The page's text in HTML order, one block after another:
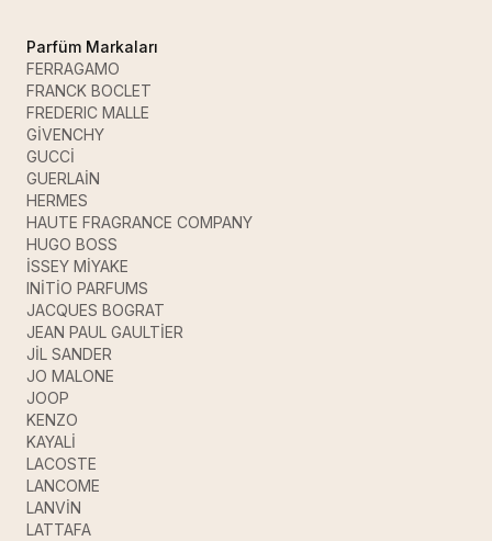
Parfüm Markaları
FERRAGAMO
FRANCK BOCLET
FREDERIC MALLE
GİVENCHY
GUCCİ
GUERLAİN
HERMES
HAUTE FRAGRANCE COMPANY
HUGO BOSS
İSSEY MİYAKE
INİTİO PARFUMS
JACQUES BOGRAT
JEAN PAUL GAULTİER
JİL SANDER
JO MALONE
JOOP
KENZO
KAYALİ
LACOSTE
LANCOME
LANVİN
LATTAFA